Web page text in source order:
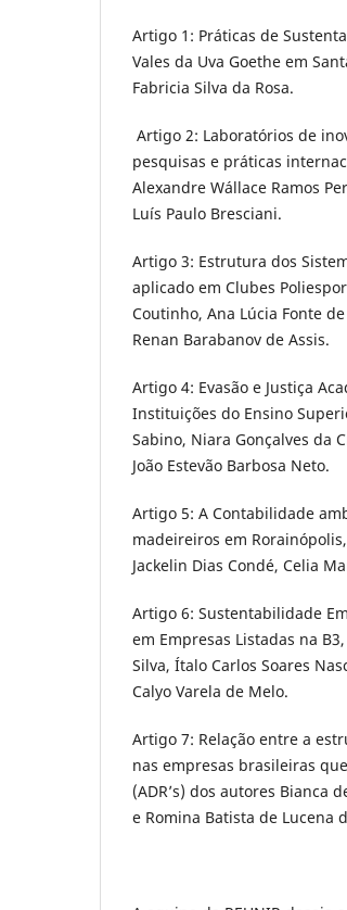
Artigo 1: Práticas de
Vales da Uva Goethe em
Fabricia Silva da Rosa.
Artigo 2: Laboratórios de
pesquisas e práticas
Alexandre Wállace Ramos
Luís Paulo Bresciani.
Artigo 3: Estrutura dos
aplicado em Clubes
Coutinho, Ana Lúcia Fonte
Renan Barabanov de Assis.
Artigo 4: Evasão e Justiça
Instituições do Ensino
Sabino, Niara Gonçalves da
João Estevão Barbosa Neto.
Artigo 5: A Contabilidade
madeireiros em
Jackelin Dias Condé, Celia
Artigo 6: Sustentabilidade
em Empresas Listadas na
Silva, Ítalo Carlos Soares
Calyo Varela de Melo.
Artigo 7: Relação entre a
nas empresas brasileiras
(ADR’s) dos autores Bianca
e Romina Batista de Lucena